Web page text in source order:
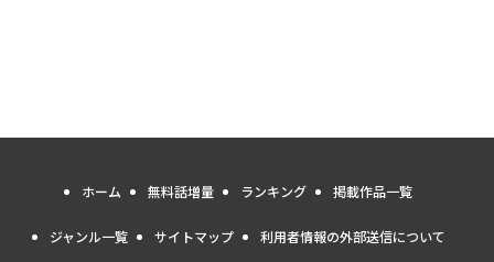
ホーム 無料話増量 ランキング 掲載作品一覧
ジャンル一覧 サイトマップ 利用者情報の外部送信について